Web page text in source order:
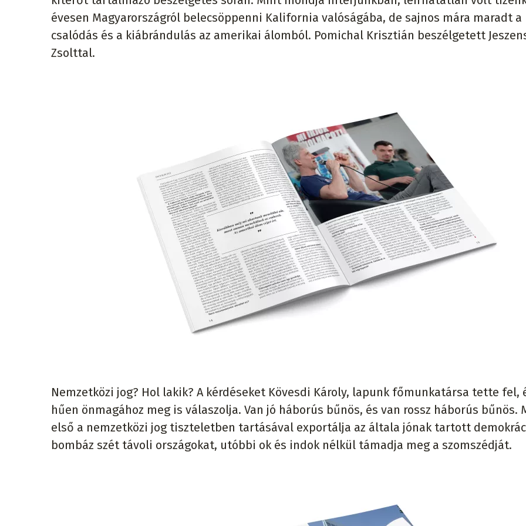
évesen Magyarországról belecsöppenni Kalifornia valóságába, de sajnos mára maradt a
csalódás és a kiábrándulás az amerikai álomból. Pomichal Krisztián beszélgetett
Zsolttal.
Nemzetközi jog? Hol lakik? A kérdéseket Kövesdi Károly, lapunk főmunkatársa tette fel,
hűen önmagához meg is válaszolja. Van jó háborús bűnös, és van rossz háborús bűnös.
első a nemzetközi jog tiszteletben tartásával exportálja az általa jónak tartott
bombáz szét távoli országokat, utóbbi ok és indok nélkül támadja meg a szomszédját.